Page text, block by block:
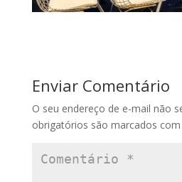
Enviar Comentário
O seu endereço de e-mail não
obrigatórios são marcados com